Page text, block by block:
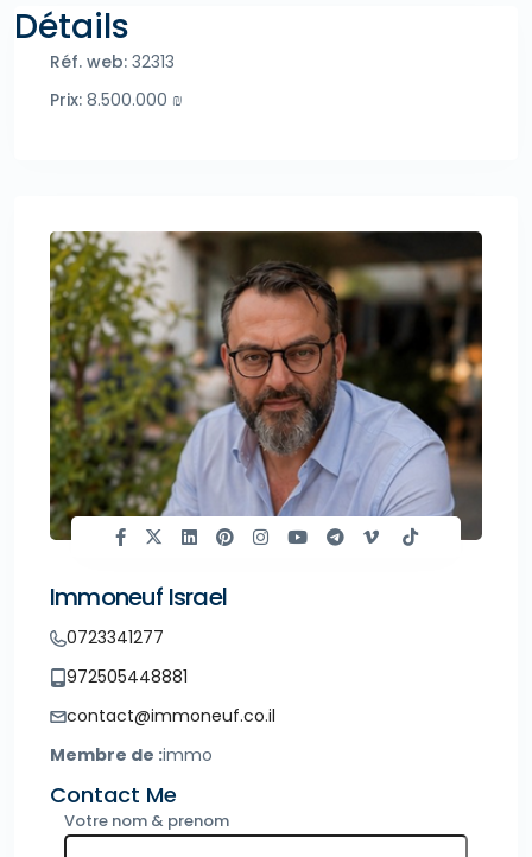
Détails
Réf. web: 32313
Prix: 8.500.000 ₪
Immoneuf Israel
0723341277
972505448881
contact@immoneuf.co.il
Membre de :immo
Contact Me
Votre nom & prenom